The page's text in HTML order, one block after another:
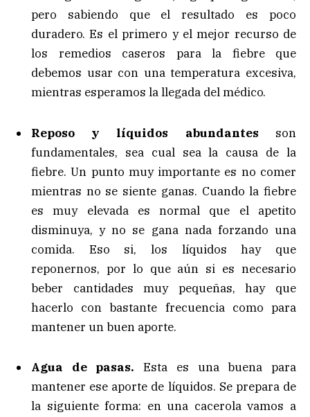
pero sabiendo que el resultado es poco
duradero. Es el primero y el mejor recurso de
los remedios caseros para la fiebre que
debemos usar con una temperatura excesiva,
mientras esperamos la llegada del médico.
Reposo y líquidos abundantes son
fundamentales, sea cual sea la causa de la
fiebre. Un punto muy importante es no comer
mientras no se siente ganas. Cuando la fiebre
es muy elevada es normal que el apetito
disminuya, y no se gana nada forzando una
comida. Eso si, los líquidos hay que
reponernos, por lo que aún si es necesario
beber cantidades muy pequeñas, hay que
hacerlo con bastante frecuencia como para
mantener un buen aporte.
Agua de pasas. Esta es una buena para
mantener ese aporte de líquidos. Se prepara de
la siguiente forma: en una cacerola vamos a